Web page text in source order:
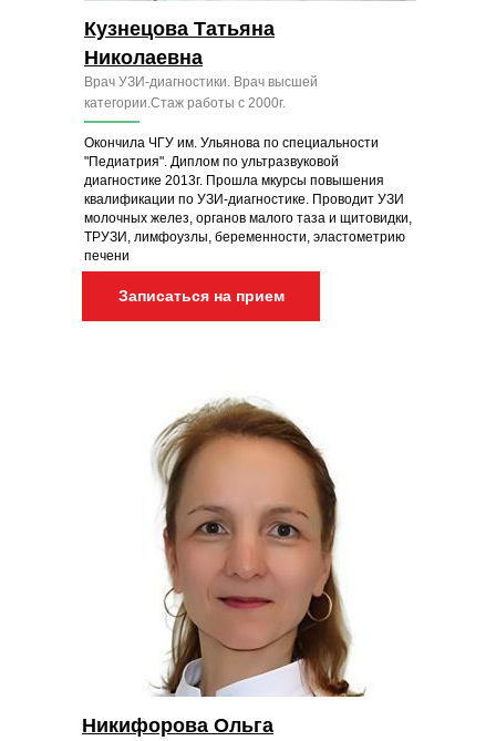
Никифорова Ольга
Врач УЗИ-диагностики. Врач высшей
категории.Стаж работы с 2000г.
Окончила ЧГУ им. Ульянова по специальности
"Педиатрия". Диплом по ультразвуковой
диагностике 2013г. Прошла мкурсы повышения
квалификации по УЗИ-диагностике. Проводит УЗИ
молочных желез, органов малого таза и щитовидки,
ТРУЗИ, лимфоузлы, беременности, эластометрию
печени
Записаться на прием
Кузнецова Татьяна
Николаевна